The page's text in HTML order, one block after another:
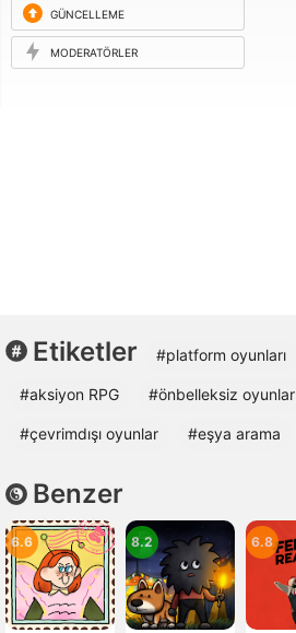
GÜNCELLEME
ISTEĞI
MODERATÖRLER
Etiketler #platform oyunları
#aksiyon RPG #önbelleksiz oyunlar
#çevrimdışı oyunlar #eşya arama
Benzer
6.6 8.2 6.8